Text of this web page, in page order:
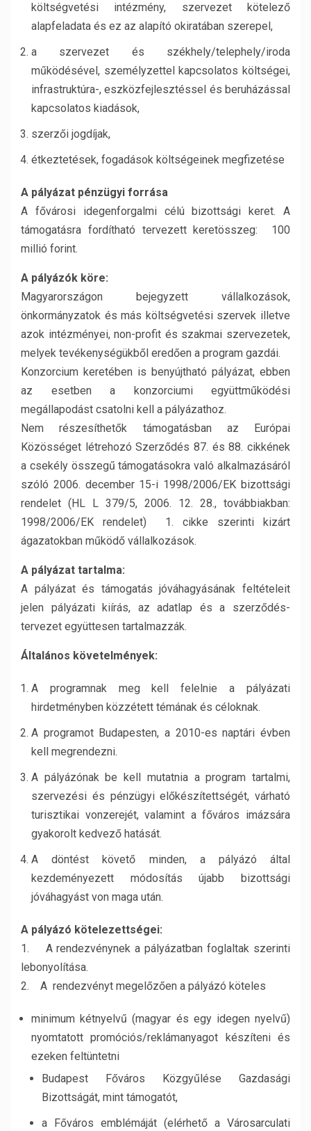
költségvetési intézmény, szervezet kötelező
alapfeladata és ez az alapító okiratában szerepel,
a szervezet és székhely/telephely/iroda
működésével, személyzettel kapcsolatos költségei,
infrastruktúra-, eszközfejlesztéssel és beruházással
kapcsolatos kiadások,
szerzői jogdíjak,
étkeztetések, fogadások költségeinek megfizetése
A pályázat pénzügyi forrása
A fővárosi idegenforgalmi célú bizottsági keret. A
támogatásra fordítható tervezett keretösszeg: 100
millió forint.
A pályázók köre:
Magyarországon bejegyzett vállalkozások,
önkormányzatok és más költségvetési szervek illetve
azok intézményei, non-profit és szakmai szervezetek,
melyek tevékenységükből eredően a program gazdái.
Konzorcium keretében is benyújtható pályázat, ebben
az esetben a konzorciumi együttműködési
megállapodást csatolni kell a pályázathoz.
Nem részesíthetők támogatásban az Európai
Közösséget létrehozó Szerződés 87. és 88. cikkének
a csekély összegű támogatásokra való alkalmazásáról
szóló 2006. december 15-i 1998/2006/EK bizottsági
rendelet (HL L 379/5, 2006. 12. 28., továbbiakban:
1998/2006/EK rendelet) 1. cikke szerinti kizárt
ágazatokban működő vállalkozások.
A pályázat tartalma:
A pályázat és támogatás jóváhagyásának feltételeit
jelen pályázati kiírás, az adatlap és a szerződés-
tervezet együttesen tartalmazzák.
Általános követelmények:
A programnak meg kell felelnie a pályázati
hirdetményben közzétett témának és céloknak.
A programot Budapesten, a 2010-es naptári évben
kell megrendezni.
A pályázónak be kell mutatnia a program tartalmi,
szervezési és pénzügyi előkészítettségét, várható
turisztikai vonzerejét, valamint a főváros imázsára
gyakorolt kedvező hatását.
A döntést követő minden, a pályázó által
kezdeményezett módosítás újabb bizottsági
jóváhagyást von maga után.
A pályázó kötelezettségei:
1. A rendezvénynek a pályázatban foglaltak szerinti
lebonyolítása.
2. A rendezvényt megelőzően a pályázó köteles
minimum kétnyelvű (magyar és egy idegen nyelvű)
nyomtatott promóciós/reklámanyagot készíteni és
ezeken feltüntetni
Budapest Főváros Közgyűlése Gazdasági
Bizottságát, mint támogatót,
a Főváros emblémáját (elérhető a Városarculati